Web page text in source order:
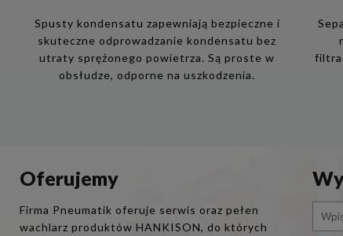
Spusty kondensatu zapewniają bezpieczne i
skuteczne odprowadzanie kondensatu bez
utraty sprężonego powietrza. Są proste w
obsłudze, odporne na uszkodzenia.
Oferujemy
Firma Pneumatik oferuje serwis oraz pełen
wachlarz produktów HANKISON, do których